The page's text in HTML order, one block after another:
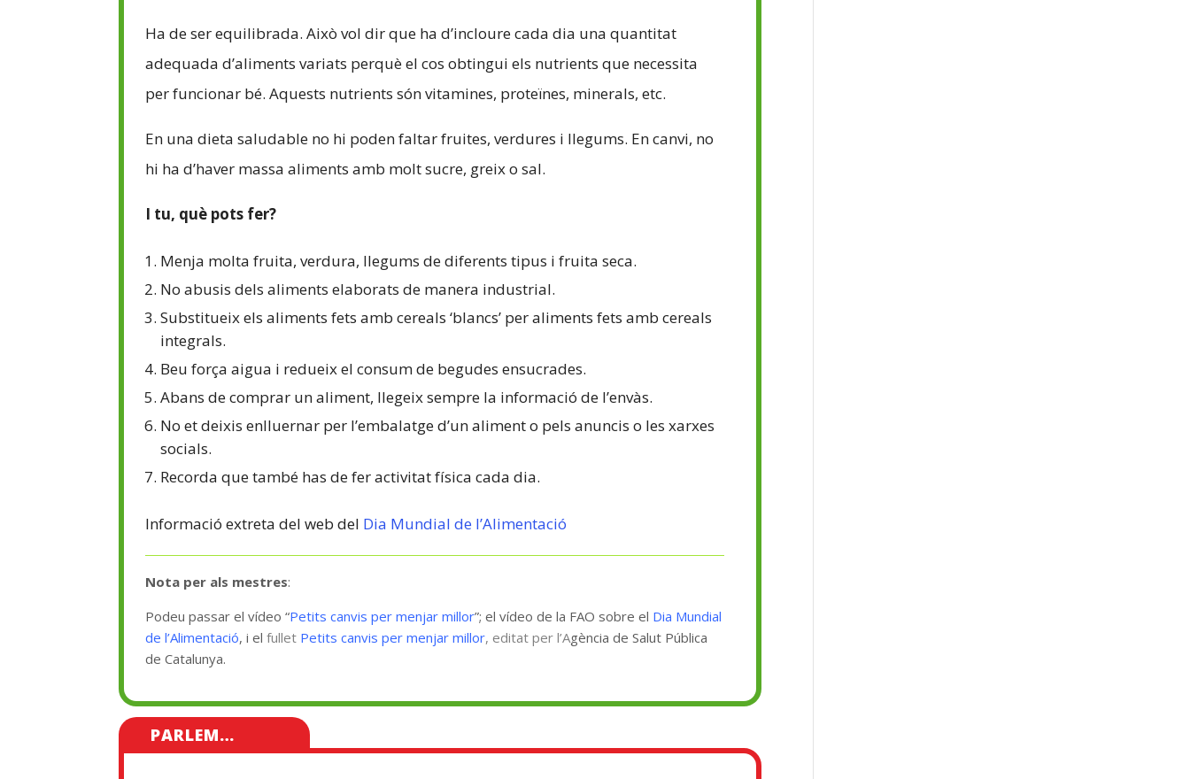
Ha de ser equilibrada. Això vol dir que ha d’incloure cada dia una quantitat
adequada d’aliments variats perquè el cos obtingui els nutrients que necessita
per funcionar bé. Aquests nutrients són vitamines, proteïnes, minerals, etc.
En una dieta saludable no hi poden faltar fruites, verdures i llegums. En canvi, no
hi ha d’haver massa aliments amb molt sucre, greix o sal.
I tu, què pots fer?
Menja molta fruita, verdura, llegums de diferents tipus i fruita seca.
No abusis dels aliments elaborats de manera industrial.
Substitueix els aliments fets amb cereals ‘blancs’ per aliments fets amb cereals
integrals.
Beu força aigua i redueix el consum de begudes ensucrades.
Abans de comprar un aliment, llegeix sempre la informació de l’envàs.
No et deixis enlluernar per l’embalatge d’un aliment o pels anuncis o les xarxes
socials.
Recorda que també has de fer activitat física cada dia.
Informació extreta del web del Dia Mundial de l’Alimentació
Nota per als mestres:
Podeu passar el vídeo “Petits canvis per menjar millor”; el vídeo de la FAO sobre el Dia Mundial
de l’Alimentació, i elfullet Petits canvis per menjar millor, editat per l’Agència de Salut Pública
de Catalunya.
PARLEM…